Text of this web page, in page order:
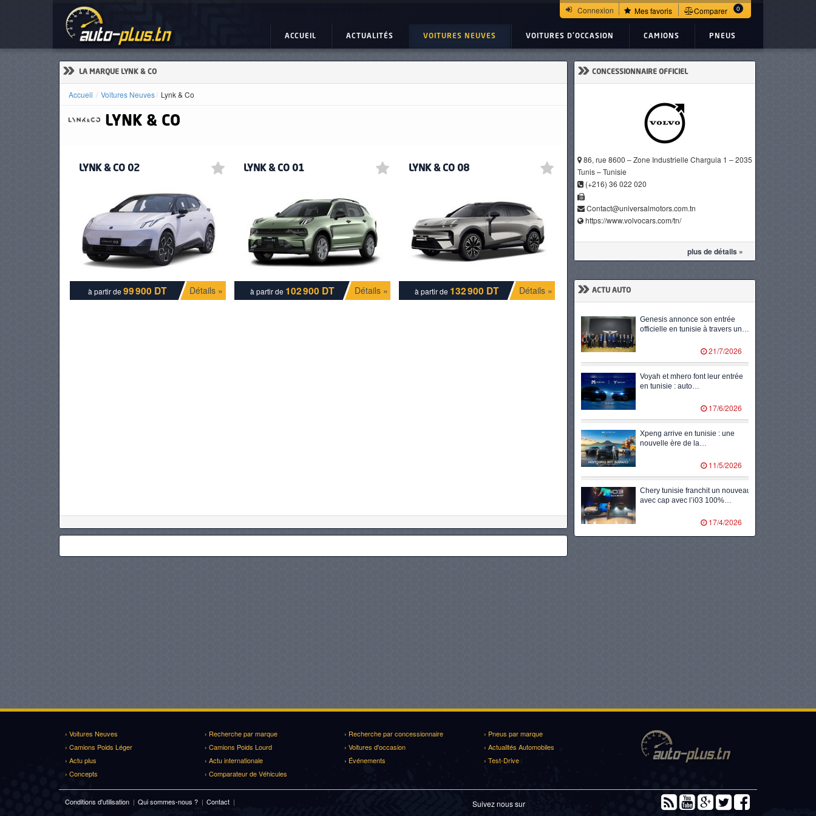
Connexion Mes favoris Comparer 0
ACCUEIL ACTUALITÉS VOITURES NEUVES VOITURES D'OCCASION CAMIONS PNEUS
» LA MARQUE LYNK & CO
Accueil Voitures Neuves Lynk & Co
LYNK & CO
LYNK & CO 02
à partir de99 900 DT Détails »
LYNK & CO 01
à partir de 102 900 DT Détails »
LYNK & CO 08
à partir de 132 900 DT Détails »
» CONCESSIONNAIRE OFFICIEL
86, rue 8600 – Zone Industrielle Charguia 1 – 2035
Tunis – Tunisie
(+216) 36 022 020
Contact@universalmotors.com.tn
https://www.volvocars.com/tn/
plus de détails »
» ACTU AUTO
Genesis annonce son entrée
officielle en tunisie à travers un…
21/7/2026
Voyah et mhero font leur entrée
en tunisie : auto…
17/6/2026
Xpeng arrive en tunisie : une
nouvelle ère de la…
11/5/2026
Chery tunisie franchit un nouveau
avec cap avec l’i03 100%…
17/4/2026
grâce à des solutions…
21/12/2025
20/11/2025
› Voitures Neuves › Recherche par marque › Recherche par concessionnaire
› Pneus par marque
› Camions Poids Léger
› Camions Poids Lourd › Voitures d'occasion
› Actualités Automobiles
› Actu plus
› Actu internationale › Événements
› Test-Drive
› Concepts
› Comparateur de Véhicules
Conditions d'utilisation | Qui sommes-nous ? | Contact | Suivez nous sur
ACTUALITÉS
VOITURES